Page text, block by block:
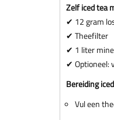
Zelf iced tea
✔ 12 gram
✔ Theefilter
✔ 1 liter
✔ Optioneel:
Bereiding
Vul een